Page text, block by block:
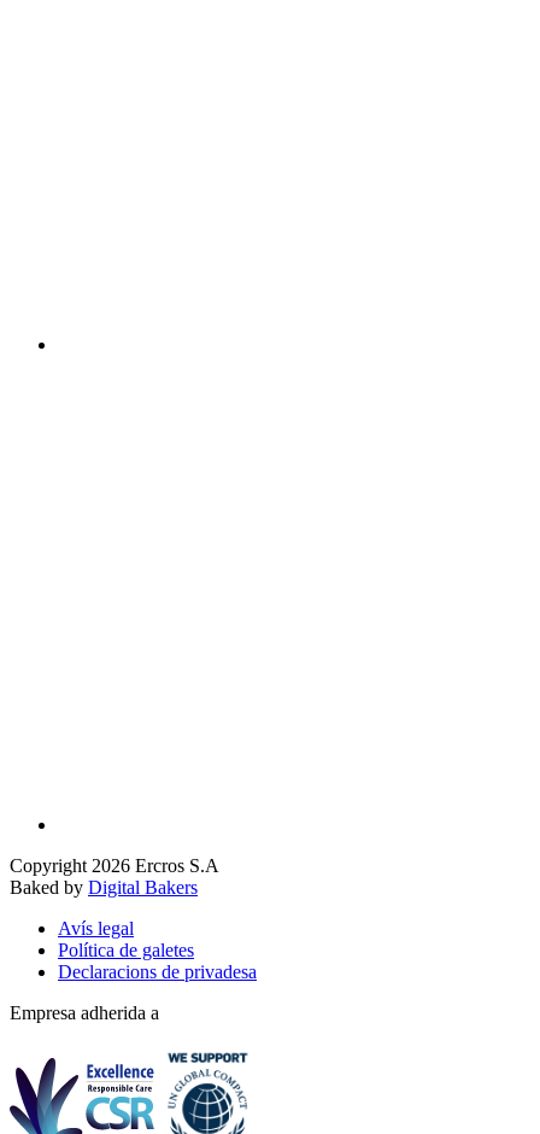
Copyright 2026 Ercros S.A
Baked by Digital Bakers
Avís legal
Política de galetes
Declaracions de privadesa
Empresa adherida a